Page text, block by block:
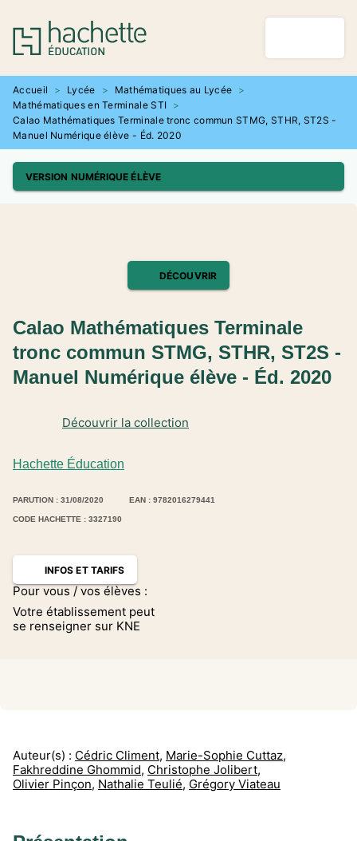
MENU RECHERCHE
PIED DE PAGE
Accueil > Lycée > Mathématiques au Lycée >
Mathématiques en Terminale STI >
Calao Mathématiques Terminale tronc commun STMG, STHR, ST2S -
Manuel Numérique élève - Éd. 2020
VERSION NUMÉRIQUE ÉLÈVE
DÉCOUVRIR
Hachette Éducation
Découvrir la collection
Calao Mathématiques Terminale
tronc commun STMG, STHR, ST2S -
Manuel Numérique élève - Éd. 2020
PARUTION : 31/08/2020 EAN : 9782016279441
CODE HACHETTE : 3327190
INFOS ET TARIFS
Pour vous / vos élèves :
Votre établissement peut
se renseigner sur KNE
Auteur(s) : Cédric Climent, Marie-Sophie Cuttaz,
Fakhreddine Ghommid, Christophe Jolibert,
Olivier Pinçon, Nathalie Teulié, Grégory Viateau